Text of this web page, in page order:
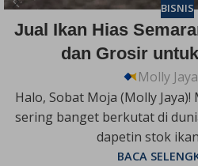
BISNIS
Jual Ikan Hias
dan Grosir
Molly Jaya
Halo, Sobat Moja (Molly
sering banget berkutat di
dapetin stok
BACA